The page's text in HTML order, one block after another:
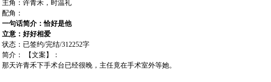
主角：许青禾，时温礼
配角：
一句话简介：恰好是他
立意：好好相爱
状态：已签约/完结/312252字
简介： 【文案】：
那天许青禾下手术台已经很晚，主任竟在手术室外等她。